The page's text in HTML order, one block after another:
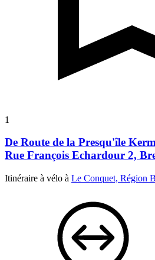
1
De Route de la Presqu'île
Rue François Echardour 2,
Itinéraire à vélo à Le Conquet, Région